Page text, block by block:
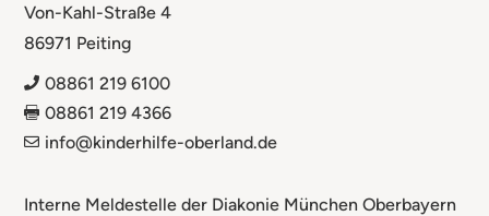
Von-Kahl-Straße 4
86971 Peiting
 08861 219 6100
 08861 219 4366
 info@kinderhilfe-oberland.de
Interne Meldestelle der Diakonie München Oberbayern